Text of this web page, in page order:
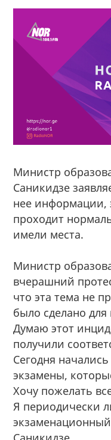
Министр
Саникидзе
нее информации,
проходит
имели места.
Министр
вчерашний
что эта тема не
было сделано
Думаю этот
получили
Сегодня
экзамены,
Хочу пожелать
Я периодически